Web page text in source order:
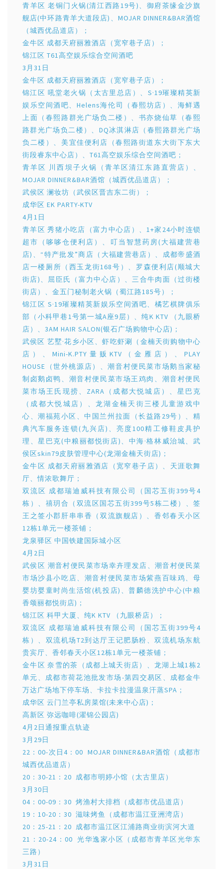
青羊区 老铜门火锅(清江西路19号)、御府茶缘金沙旗
舰店(中环路青羊大道段店)、MOJAR DINNER&BAR酒馆
（城西优品道店）；
金牛区 成都天府丽雅酒店（宽窄巷子店）；
锦江区 T61高空娱乐综合空间酒吧
3月31日
金牛区 成都天府丽雅酒店（宽窄巷子店）；
锦江区 吼堂老火锅（太古里总店）、S·19璀璨精英新
娱乐空间酒吧、Helens海伦司（春熙坊店）、海鲜遇
上面（春熙路群光广场负二楼）、书亦烧仙草（春熙
路群光广场负二楼）、DQ冰淇淋店（春熙路群光广场
负二楼）、美宜佳便利店（春熙路街道东大街下东大
街段睿东中心店）、T61高空娱乐综合空间酒吧；
青羊区 川西坝子火锅（青羊区清江东路直营店）、
MOJAR DINNER&BAR酒馆（城西优品道店）；
武侯区 澜妆坊（武侯区晋吉东二街）；
成华区 EK PARTY-KTV
4月1日
青羊区 秀猪小吃店（富力中心店）、1+家24小时连锁
超市（哆哆仓便利店）、叮当智慧药房(大福建营巷
店)、“特产批发”商店（大福建营巷店）、成都帝盛酒
店一楼厕所（西玉龙街168号）、罗森便利店(顺城大
街店)、屈臣氏（富力中心店）、三合牛肉面（过街楼
街店）、金五门秘制老火锅（蜀江路185号）；
锦江区 S·19璀璨精英新娱乐空间酒吧、橘艺棋牌俱乐
部（小科甲巷1号第一城A座9层）、纯K KTV （九眼桥
店）、3AM HAIR SALON(银石广场购物中心店)；
武侯区 艺墅·花乡小区、虾吃虾涮（金楠天街购物中心
店）、Mini-K.PTY量贩KTV（金雁店）、PLAY
HOUSE（世外桃源店）、潮音村便民菜市场鹅当家秘
制卤鹅卤鸭、潮音村便民菜市场王鸡肉、潮音村便民
菜市场王氏现捞、ZARA（成都大悦城店）、星巴克
（成都大悦城店）、龙湖金楠天街三楼儿童游戏中
心、潮福苑小区、中国兰州拉面（长益路29号）、精
典汽车服务连锁(九兴店)、亮度100精工修鞋皮具护
理、星巴克(中粮丽都悦街店)、中海·格林威治城、武
侯区skin79皮肤管理中心(龙湖金楠天街店)；
金牛区 成都天府丽雅酒店（宽窄巷子店）、天涯歌舞
厅、情浓歌舞厅；
双流区 成都瑞迪威科技有限公司（国芯五街399号4
栋）、禧玥合（双流区国芯五街399号5栋二楼）、签
王之签小郡肝串串香（双流旗舰店）、香邻春天小区
12栋1单元一楼茶铺；
龙泉驿区 中国铁建国际城小区
4月2日
武侯区 潮音村便民菜市场幸卉理发店、潮音村便民菜
市场沙县小吃店、潮音村便民菜市场紫燕百味鸡、母
婴坊婴童时尚生活馆(机投店)、普麟德洗护中心(中粮
香颂丽都悦街店)；
锦江区 科甲大厦、纯K KTV （九眼桥店）；
双流区 成都瑞迪威科技有限公司（国芯五街399号4
栋）、双流机场T2到达厅王记肥肠粉、双流机场东航
贵宾厅、香邻春天小区12栋1单元一楼茶铺；
金牛区 奈雪的茶（成都上城天街店）、龙湖上城1栋2
单元、成都市荷花池批发市场-第四交易区、成都金牛
万达广场地下停车场、卡拉卡拉漫温泉汗蒸SPA；
成华区 云门兰亭私房菜馆(未来中心店)；
高新区 弥远咖啡(濯锦公园店)
4月2日通报重点轨迹
3月29日
22：00-次日4：00 MOJAR DINNER&BAR酒馆（成都市
城西优品道店）
20：30-21：20 成都市明婷小馆（太古里店）
3月30日
04：00-09：30 烤渔村大排档（成都市优品道店）
19：10-20：30 滋味烤鱼（成都市温江亚洲湾店）
20：25-21：20 成都市温江区江浦路商业街滨河大道
21：20-24：00 光华逸家小区（成都市青羊区光华东
三路）
3月31日